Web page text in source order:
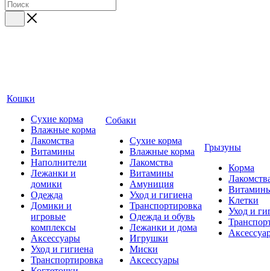
Кошки
Сухие корма
Влажные корма
Лакомства
Витамины
Наполнители
Лежанки и
домики
Одежда
Домики и
игровые
комплексы
Аксессуары
Уход и гигиена
Транспортировка
Собаки
Сухие корма
Влажные корма
Лакомства
Витамины
Амуниция
Уход и гигиена
Транспортировка
Одежда и обувь
Лежанки и дома
Игрушки
Миски
Аксессуары
Грызуны
Корма
Клетки
Уход и